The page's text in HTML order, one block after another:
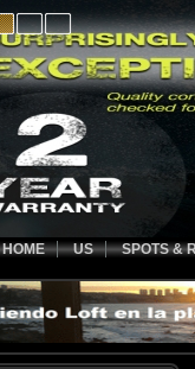
HOME US SPOTS &